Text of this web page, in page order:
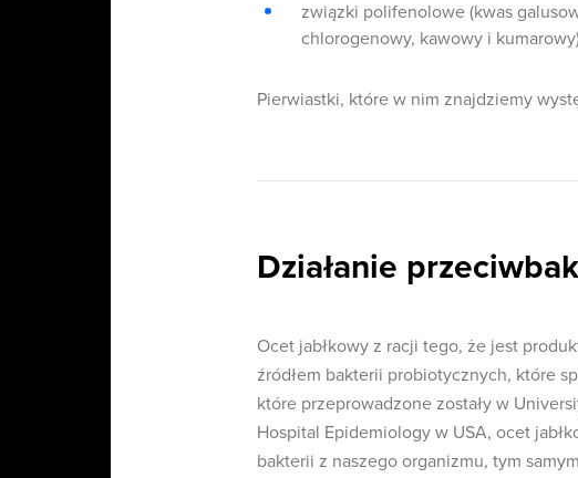
związki polifenolowe (kwas
chlorogenowy, kawowy i
Pierwiastki, które w nim znajdziemy
Działanie
Ocet jabłkowy z racji tego, że jest
źródłem bakterii probiotycznych, które
które przeprowadzone zostały w
Hospital Epidemiology w USA, ocet
bakterii z naszego organizmu, tym